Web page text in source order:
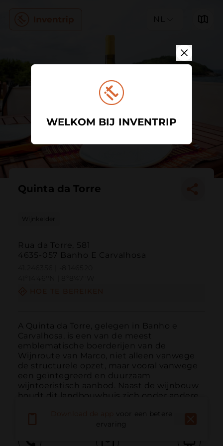
NL
Quinta da Torre
Wijnkelder
Rua da Torre, 581
4635-057 Banho E Carvalhosa
A Quinta da Torre, gelegen in Banho e
Carvalhosa, is een van de meest
emblematische boerderijen van de
Wijnroute van Marco, niet alleen vanwege
de structurele opzet, maar vooral vanwege
een geïntegreerd en duurzaam
wijntoeristisch aanbod. Naast de wijnbouw
houdt dit landbouwhuis zich onder andere
voor een betere
ervaring
WELKOM BIJ INVENTRIP